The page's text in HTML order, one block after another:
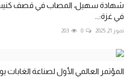
شهادة سهيل، المصاب في قصف
في غزة:...
تموز 21, 2025 0
203
المؤتمر العالمي الأول لصناعة الغابات